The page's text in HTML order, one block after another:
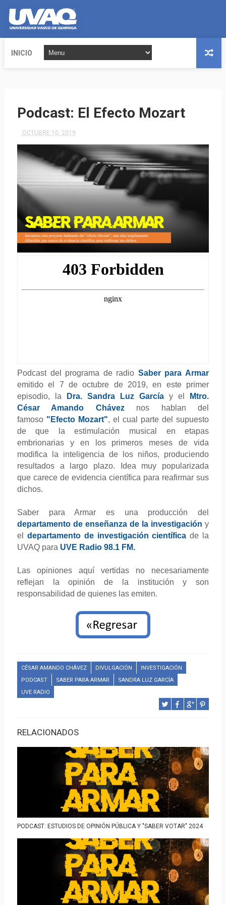
INICIO
Podcast: El Efecto Mozart
OCTUBRE 10, 2019
Podcast del programa de radio Saber para Armar
emitido el 7 de octubre de 2019, en este primer
episodio, la
Dra. Sandra Luz Garcíay el
Mtro.
César Amando Chávez
nos hablan del
famoso "Efecto Mozart", el cual parte del supuesto
de que la estimulación musical en etapas
embrionarias y en los primeros meses de vida
modifica la inteligencia de los niños, produciendo
resultados a largo plazo. Idea muy popularizada
que carece de evidencia científica para reafirmar sus
dichos.
Saber para Armar es una producción del
departamento de enseñanza de la investigación y
el departamento de investigación científica de la
UVAQ para UVE Radio 98.1 FM.
Las opiniones aquí vertidas no necesariamente
reflejan la opinión de la institución y son
responsabilidad de quienes las emiten.
CÉSAR AMANDO CHÁVEZ DIVULGACIÓN
INVESTIGACIÓN
PODCAST
SABER PARA ARMAR
SANDRA LUZ GARCÍA
UVE RADIO
RELACIONADOS
PODCAST: ESTUDIOS DE OPINIÓN PÚBLICA Y "SABER VOTAR" 2024